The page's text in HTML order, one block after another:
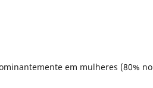
em mulheres (80% no